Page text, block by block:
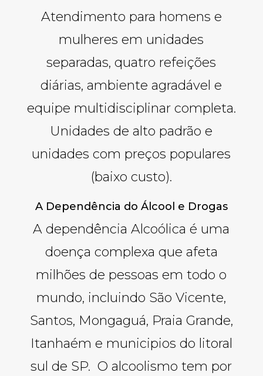
Atendimento para homens e
mulheres em unidades
separadas, quatro refeições
diárias, ambiente agradável e
equipe multidisciplinar completa.
Unidades de alto padrão e
unidades com preços populares
(baixo custo).
A Dependência do Álcool e Drogas
A dependência Alcoólica é uma
doença complexa que afeta
milhões de pessoas em todo o
mundo, incluindo São Vicente,
Santos, Mongaguá, Praia Grande,
Itanhaém e municipios do litoral
sul de SP. O alcoolismo tem por